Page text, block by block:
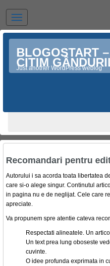
BLOGOSTART
CITIM
Just another WordPress weblog
Recomandari pentru
Autorului i sa acorda toata libertatea
care si-o alege singur. Continutul
in pagina nu e de neglijat. Cele care
apreciate.
Va propunem spre atentie cateva
Respectati alineatele. Un
Un text prea lung oboseste
cuvinte.
O idee profunda exprimata in